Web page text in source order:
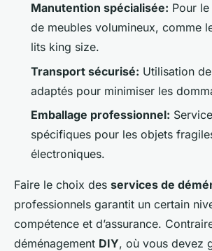
Manutention spécialisée: Pour
de meubles volumineux, comme
lits king size.
Transport sécurisé: Utilisation
adaptés pour minimiser les
Emballage professionnel:
spécifiques pour les objets
électroniques.
Faire le choix des services de
professionnels garantit un certain
compétence et d’assurance.
déménagement DIY, où vous devez